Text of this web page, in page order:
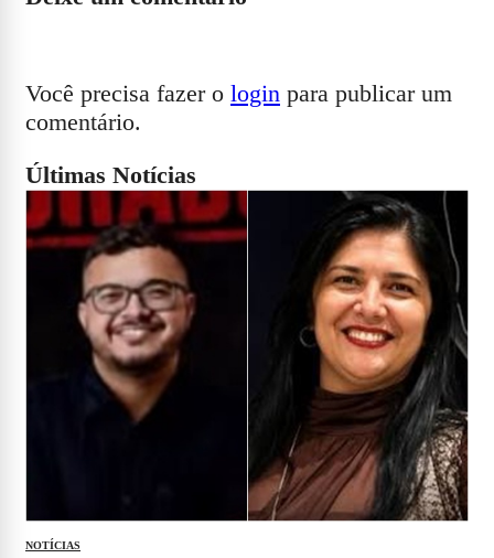
Você precisa fazer o login para publicar um
comentário.
Últimas Notícias
NOTÍCIAS